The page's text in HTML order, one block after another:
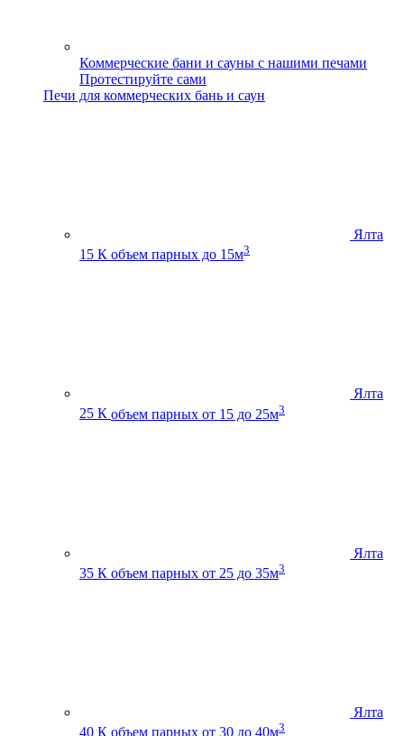
Коммерческие бани и сауны с нашими печами
Протестируйте сами
Печи для коммерческих бань и саун
Ялта
15 К объем парных до 15м3
Ялта
25 К объем парных от 15 до 25м3
Ялта
35 К объем парных от 25 до 35м3
Ялта
40 К объем парных от 30 до 40м3